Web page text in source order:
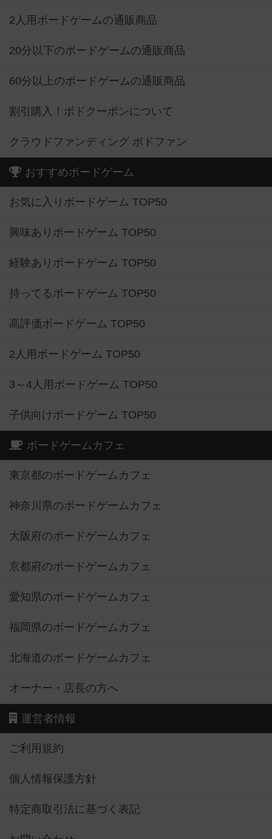
2人用ボードゲームの通販商品
20分以下のボードゲームの通販商品
60分以上のボードゲームの通販商品
割引購入！ボドクーポンについて
クラウドファンディング ボドファン
おすすめボードゲーム
お気に入りボードゲーム TOP50
興味ありボードゲーム TOP50
経験ありボードゲーム TOP50
持ってるボードゲーム TOP50
高評価ボードゲーム TOP50
2人用ボードゲーム TOP50
3～4人用ボードゲーム TOP50
子供向けボードゲーム TOP50
ボードゲームカフェ
東京都のボードゲームカフェ
神奈川県のボードゲームカフェ
大阪府のボードゲームカフェ
京都府のボードゲームカフェ
愛知県のボードゲームカフェ
福岡県のボードゲームカフェ
北海道のボードゲームカフェ
オーナー・店長の方へ
運営者情報
ご利用規約
個人情報保護方針
特定商取引法に基づく表記